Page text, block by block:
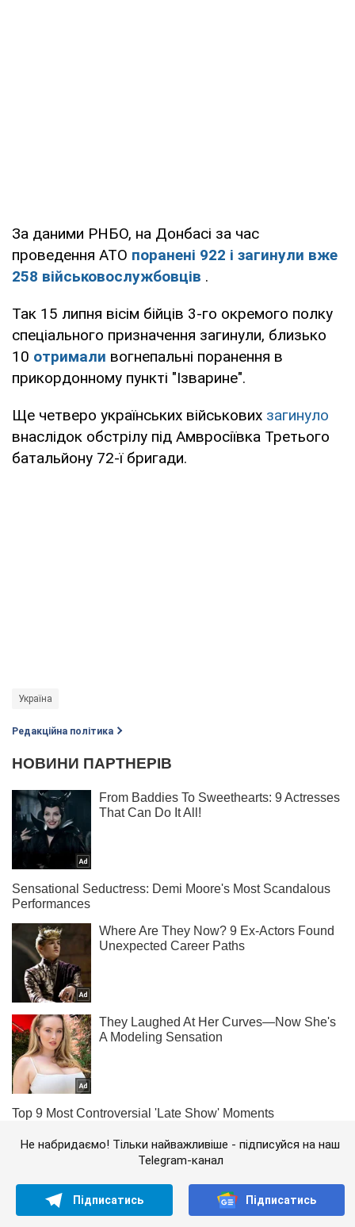
За даними РНБО, на Донбасі за час
проведення АТО поранені 922 і загинули вже
258 військовослужбовців .
Так 15 липня вісім бійців 3-го окремого полку
спеціального призначення загинули, близько
10 отримали вогнепальні поранення в
прикордонному пункті "Ізварине".
Ще четверо українських військових загинуло
внаслідок обстрілу під Амвросіївка Третього
батальйону 72-ї бригади.
Україна
Редакційна політика
Не набридаємо! Тільки найважливіше - підписуйся на наш
Telegram-канал
Підписатись Підписатись